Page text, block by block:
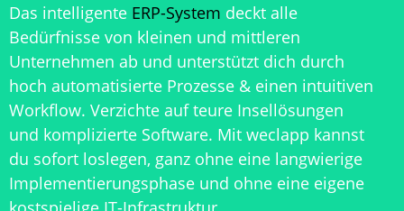
Das intelligente ERP-System deckt alle
Bedürfnisse von kleinen und mittleren
Unternehmen ab und unterstützt dich durch
hoch automatisierte Prozesse & einen intuitiven
Workflow. Verzichte auf teure Insellösungen
und komplizierte Software. Mit weclapp kannst
du sofort loslegen, ganz ohne eine langwierige
Implementierungsphase und ohne eine eigene